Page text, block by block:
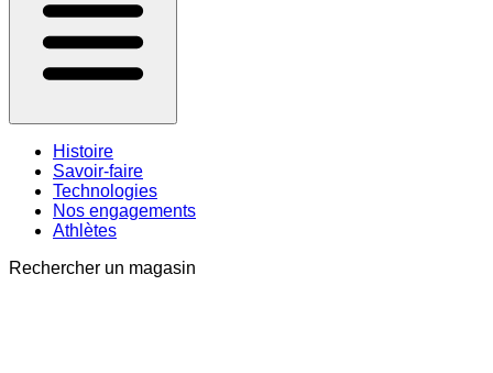
Histoire
Savoir-faire
Technologies
Nos engagements
Athlètes
Rechercher un magasin